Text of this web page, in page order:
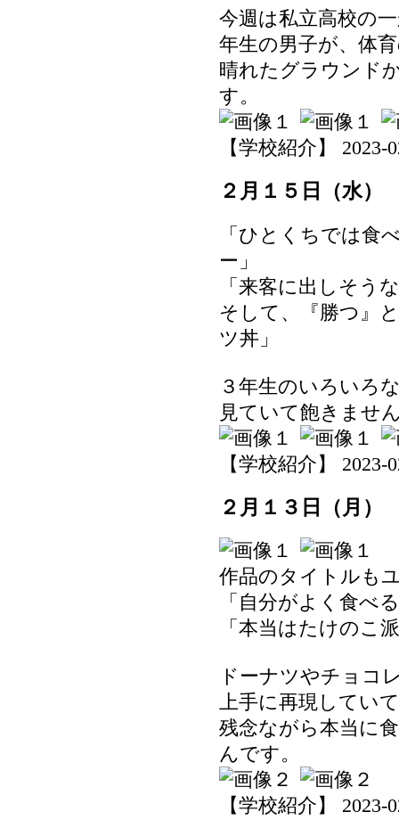
今週は私立高校の
年生の男子が、体
晴れたグラウンド
す。
【学校紹介】 2023-
２月１５日（水
「ひとくちでは食
ー」
「来客に出しそう
そして、『勝つ』
ツ丼」
３年生のいろいろ
見ていて飽きませ
【学校紹介】 2023-
２月１３日（月
作品のタイトルも
「自分がよく食べ
「本当はたけのこ
ドーナツやチョコ
上手に再現してい
残念ながら本当に
んです。
【学校紹介】 2023-